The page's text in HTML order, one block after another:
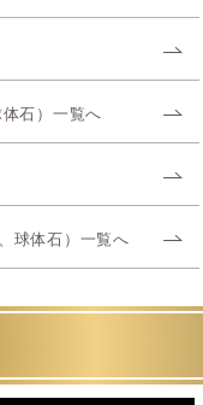
石）一覧へ
球体石）一覧へ